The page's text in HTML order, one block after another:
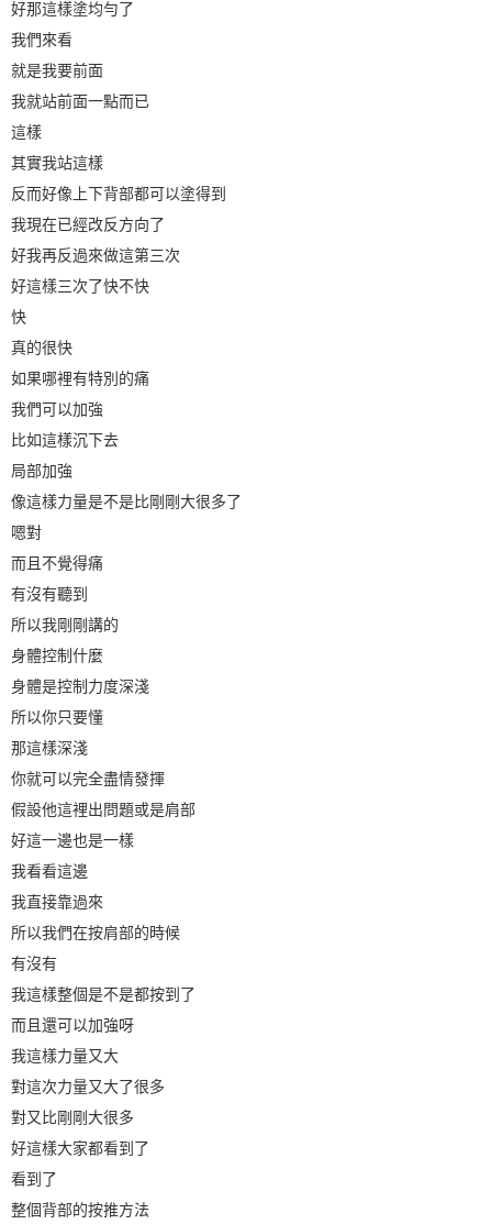
好那這樣塗均勻了
我們來看
就是我要前面
我就站前面一點而已
這樣
其實我站這樣
反而好像上下背部都可以塗得到
我現在已經改反方向了
好我再反過來做這第三次
好這樣三次了快不快
快
真的很快
如果哪裡有特別的痛
我們可以加強
比如這樣沉下去
局部加強
像這樣力量是不是比剛剛大很多了
嗯對
而且不覺得痛
有沒有聽到
所以我剛剛講的
身體控制什麼
身體是控制力度深淺
所以你只要懂
那這樣深淺
你就可以完全盡情發揮
假設他這裡出問題或是肩部
好這一邊也是一樣
我看看這邊
我直接靠過來
所以我們在按肩部的時候
有沒有
我這樣整個是不是都按到了
而且還可以加強呀
我這樣力量又大
對這次力量又大了很多
對又比剛剛大很多
好這樣大家都看到了
看到了
整個背部的按推方法